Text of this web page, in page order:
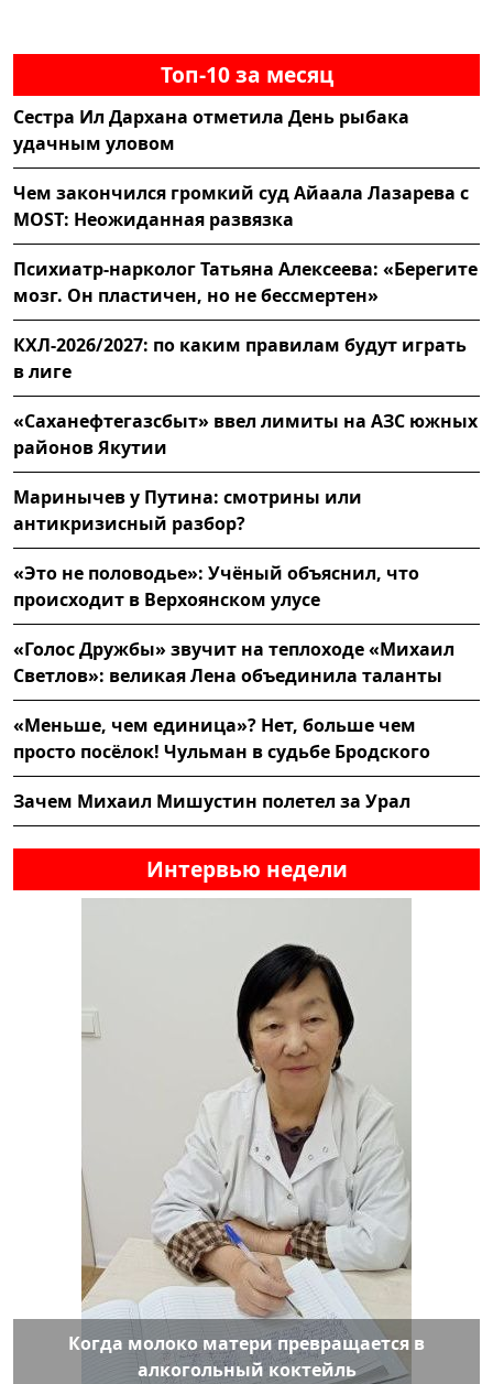
Топ-10 за месяц
Сестра Ил Дархана отметила День рыбака
удачным уловом
Чем закончился громкий суд Айаала Лазарева с
MOST: Неожиданная развязка
Психиатр-нарколог Татьяна Алексеева: «Берегите
мозг. Он пластичен, но не бессмертен»
КХЛ-2026/2027: по каким правилам будут играть
в лиге
«Саханефтегазсбыт» ввел лимиты на АЗС южных
районов Якутии
Маринычев у Путина: смотрины или
антикризисный разбор?
«Это не половодье»: Учёный объяснил, что
происходит в Верхоянском улусе
«Голос Дружбы» звучит на теплоходе «Михаил
Светлов»: великая Лена объединила таланты
«Меньше, чем единица»? Нет, больше чем
просто посёлок! Чульман в судьбе Бродского
Зачем Михаил Мишустин полетел за Урал
Интервью недели
Когда молоко матери превращается в
алкогольный коктейль